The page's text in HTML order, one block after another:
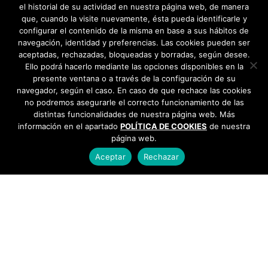
el historial de su actividad en nuestra página web, de manera
que, cuando la visite nuevamente, ésta pueda identificarle y
configurar el contenido de la misma en base a sus hábitos de
navegación, identidad y preferencias. Las cookies pueden ser
aceptadas, rechazadas, bloqueadas y borradas, según desee.
Ello podrá hacerlo mediante las opciones disponibles en la
presente ventana o a través de la configuración de su
navegador, según el caso. En caso de que rechace las cookies
no podremos asegurarle el correcto funcionamiento de las
distintas funcionalidades de nuestra página web. Más
información en el apartado POLÍTICA DE COOKIES de nuestra
página web.
Aceptar
Rechazar